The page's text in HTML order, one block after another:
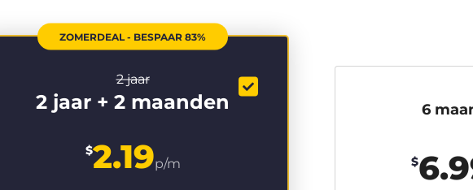
ZOMERDEAL - BESPAAR 83%
2 jaar
2 jaar + 2 maanden
$2.19p/m
6
$